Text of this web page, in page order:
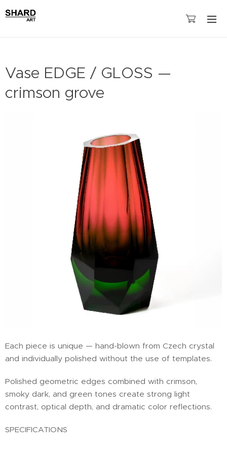
Vase EDGE / GLOSS —
crimson grove
Each piece is unique — hand-blown from Czech crystal
and individually polished without the use of templates.
Polished geometric edges combined with crimson,
smoky dark, and green tones create strong light
contrast, optical depth, and dramatic color reflections.
SPECIFICATIONS